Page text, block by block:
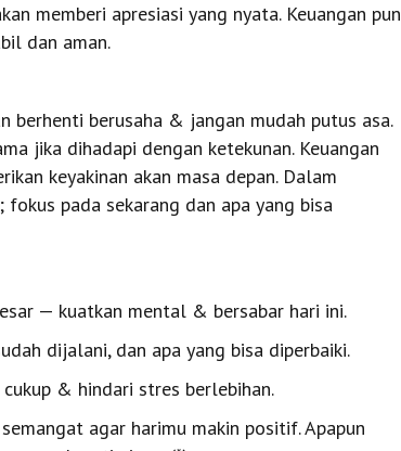
memberi apresiasi yang nyata. Keuangan pun
dan aman.
berhenti berusaha & jangan mudah putus asa.
jika dihadapi dengan ketekunan. Keuangan
keyakinan akan masa depan. Dalam
pada sekarang dan apa yang bisa
— kuatkan mental & bersabar hari ini.
dijalani, dan apa yang bisa diperbaiki.
& hindari stres berlebihan.
agar harimu makin positif. Apapun